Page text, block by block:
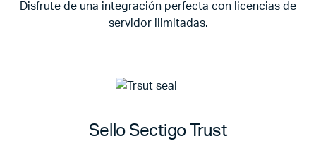
Disfrute de una integración perfecta con licencias de
servidor ilimitadas.
Sello Sectigo Trust